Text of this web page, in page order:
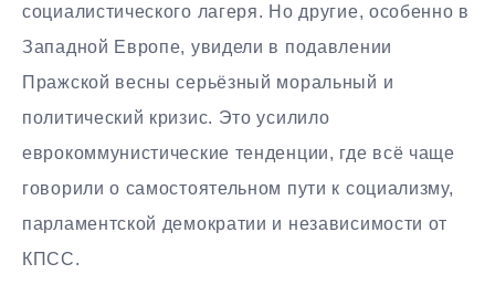
социалистического лагеря. Но другие, особенно в
Западной Европе, увидели в подавлении
Пражской весны серьёзный моральный и
политический кризис. Это усилило
еврокоммунистические тенденции, где всё чаще
говорили о самостоятельном пути к социализму,
парламентской демократии и независимости от
КПСС.